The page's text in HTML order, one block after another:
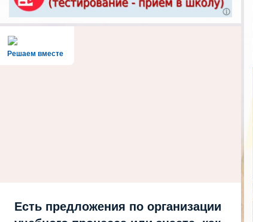
Решаем вместе
Есть предложения по организации